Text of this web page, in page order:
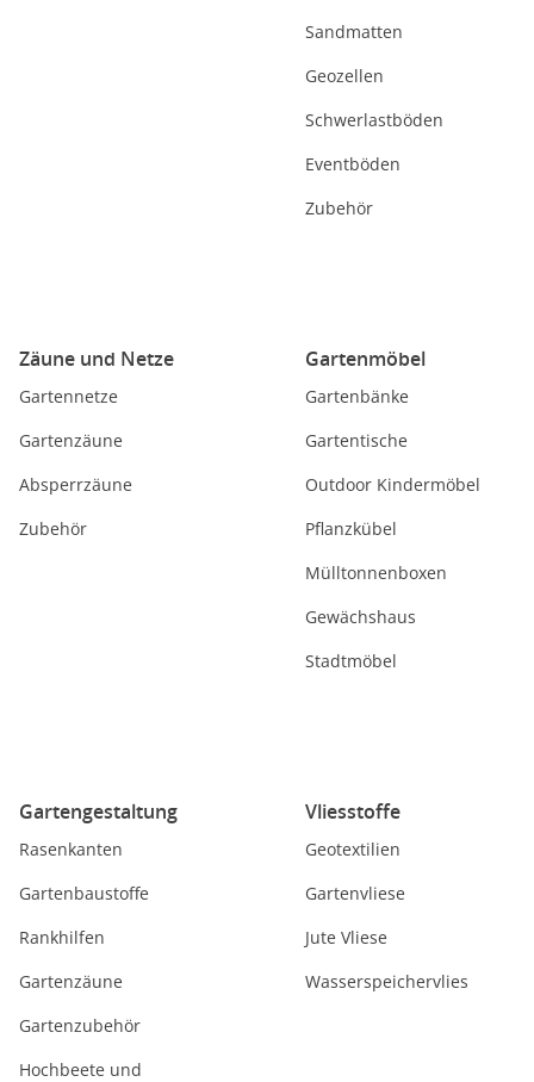
Sandmatten
Geozellen
Schwerlastböden
Eventböden
Zubehör
Zäune und Netze
Gartennetze
Gartenzäune
Absperrzäune
Zubehör
Gartenmöbel
Gartenbänke
Gartentische
Outdoor Kindermöbel
Pflanzkübel
Mülltonnenboxen
Gewächshaus
Stadtmöbel
Gartengestaltung
Rasenkanten
Gartenbaustoffe
Rankhilfen
Gartenzäune
Gartenzubehör
Hochbeete und
Vliesstoffe
Geotextilien
Gartenvliese
Jute Vliese
Wasserspeichervlies